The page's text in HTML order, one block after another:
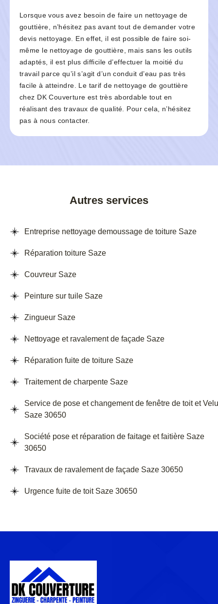
Lorsque vous avez besoin de faire un nettoyage de
gouttière, n’hésitez pas avant tout de demander votre
devis nettoyage. En effet, il est possible de faire soi-
même le nettoyage de gouttière, mais sans les outils
adaptés, il est plus difficile d’effectuer la moitié du
travail parce qu’il s’agit d’un conduit d’eau pas très
facile à atteindre. Le tarif de nettoyage de gouttière
chez DK Couverture est très abordable tout en
réalisant des travaux de qualité. Pour cela, n’hésitez
pas à nous contacter.
Autres services
Entreprise nettoyage demoussage de toiture Saze
Réparation toiture Saze
Couvreur Saze
Peinture sur tuile Saze
Zingueur Saze
Nettoyage et ravalement de façade Saze
Réparation fuite de toiture Saze
Traitement de charpente Saze
Service de pose et changement de fenêtre de toit et
Saze 30650
Société pose et réparation de faitage et faitière Saze
30650
Travaux de ravalement de façade Saze 30650
Urgence fuite de toit Saze 30650